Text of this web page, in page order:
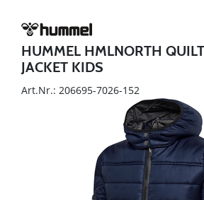
HUMMEL HMLNORTH
JACKET KIDS
Art.Nr.: 206695-7026-152